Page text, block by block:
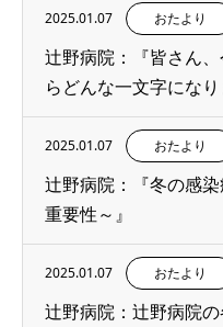
2025.01.07 おたより
辻野病院：『皆さん
らどんな一文字になり
2025.01.07 おたより
辻野病院：『冬の感
重要性～』
2025.01.07 おたより
辻野病院：辻野病院